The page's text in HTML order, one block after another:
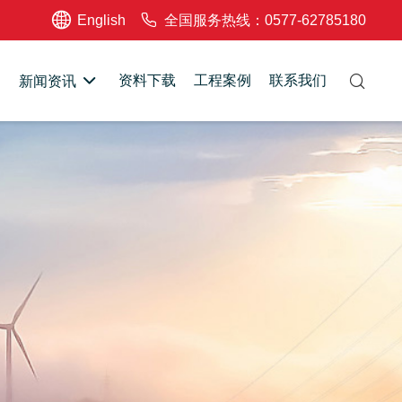
English 全国服务热线：0577-62785180
新闻资讯 资料下载 工程案例 联系我们